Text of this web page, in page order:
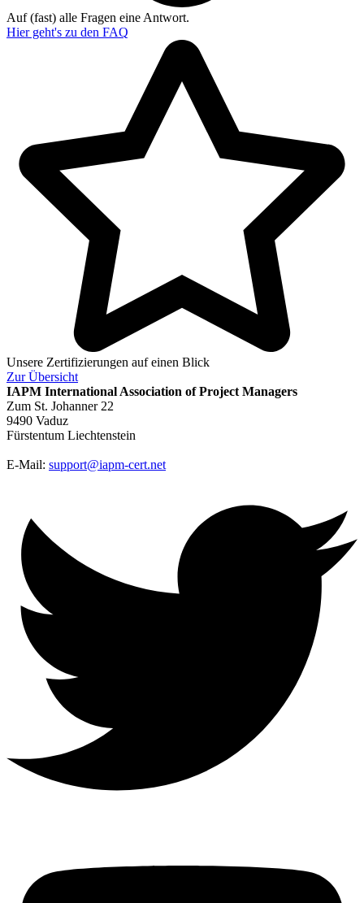
Auf (fast) alle Fragen eine Antwort.
Hier geht's zu den FAQ
Unsere Zertifizierungen auf einen Blick
ZurÜbersicht
IAPM International Association of Project Managers
Zum St. Johanner 22
9490 Vaduz
Fürstentum Liechtenstein
E-Mail: support@iapm-cert.net